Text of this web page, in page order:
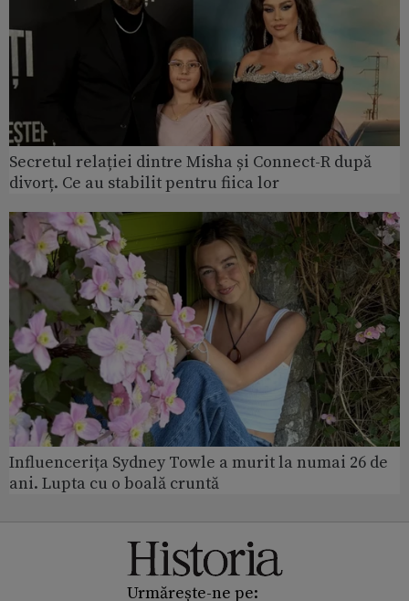
Secretul relației dintre Misha și Connect-R după
divorț. Ce au stabilit pentru fiica lor
Influencerița Sydney Towle a murit la numai 26 de
ani. Lupta cu o boală cruntă
Urmărește-ne pe: